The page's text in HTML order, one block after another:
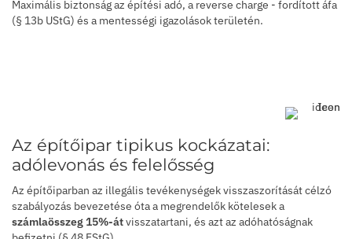
Maximális biztonság az építési adó, a reverse charge - fordított áfa
(§ 13b UStG) és a mentességi igazolások területén.
Az építőipar tipikus kockázatai:
adólevonás és felelősség
Az építőiparban az illegális tevékenységek visszaszorítását célzó
szabályozás bevezetése óta a megrendelők kötelesek a
számlaösszeg 15%-átvisszatartani, és azt az adóhatóságnak